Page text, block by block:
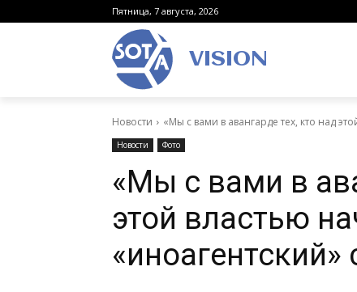
Пятница, 7 августа, 2026
VISION
Новости «Мы с вами в авангарде тех, кто над
Новости Фото
«Мы с вами в
этой властью